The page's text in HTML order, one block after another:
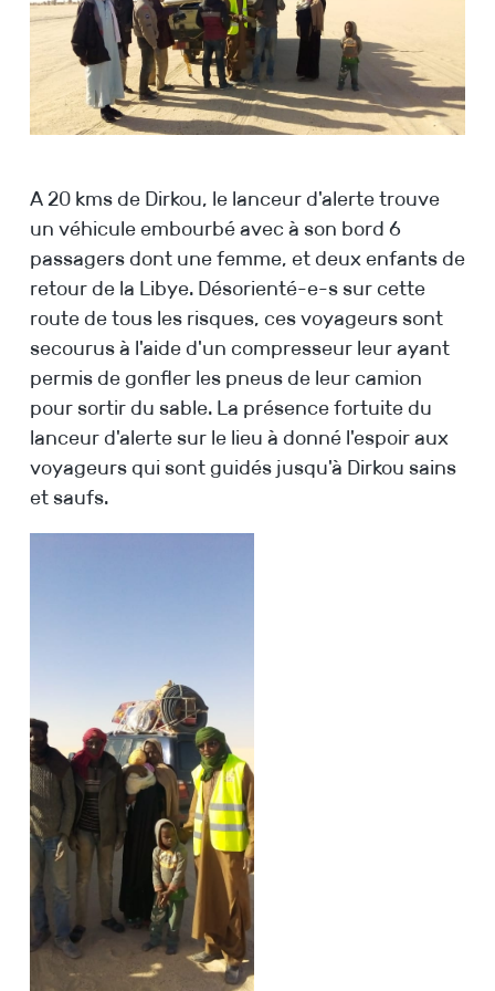
A 20 kms de Dirkou, le lanceur d'alerte trouve
un véhicule embourbé avec à son bord 6
passagers dont une femme, et deux enfants de
retour de la Libye. Désorienté-e-s sur cette
route de tous les risques, ces voyageurs sont
secourus à l'aide d'un compresseur leur ayant
permis de gonfler les pneus de leur camion
pour sortir du sable. La présence fortuite du
lanceur d'alerte sur le lieu à donné l'espoir aux
voyageurs qui sont guidés jusqu'à Dirkou sains
et saufs.